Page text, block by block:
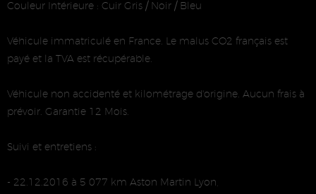
Couleur Intérieure : Cuir Gris / Noir / Bleu
Véhicule immatriculé en France. Le malus CO2 français est
payé et la TVA est récupérable.
Véhicule non accidenté et kilométrage d'origine. Aucun frais à
prévoir. Garantie 12 Mois.
Suivi et entretiens :
- 22.12.2016 à 5 077 km Aston Martin Lyon,